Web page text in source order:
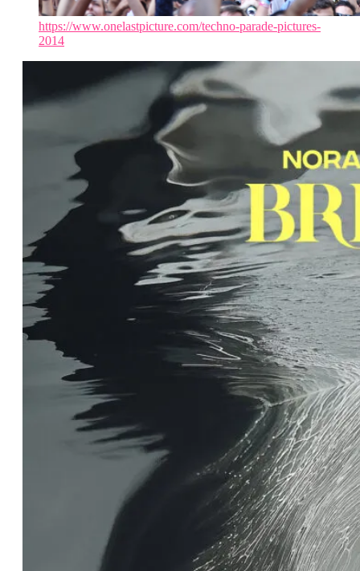
https://www.onelastpicture.com/techno-parade-pictures-
2014